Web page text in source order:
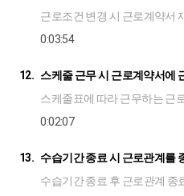
근로조건 변경 시 근로계약서
0:03:54
12. 스케줄 근무 시 근로계약서에
스케줄표에 따라 근무하는 근
0:02:07
13. 수습기간 종료 시 근로관계를
수습기간 종료 후 근로관계 종